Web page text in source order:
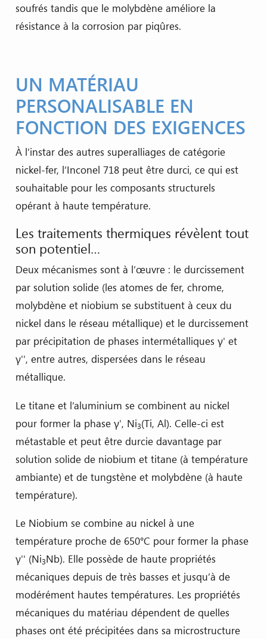
soufrés tandis que le molybdène améliore la
résistance à la corrosion par piqûres.
UN MATÉRIAU
PERSONALISABLE EN
FONCTION DES EXIGENCES
À l’instar des autres superalliages de catégorie
nickel-fer, l’Inconel 718 peut être durci, ce qui est
souhaitable pour les composants structurels
opérant à haute température.
Les traitements thermiques révèlent tout
son potentiel…
Deux mécanismes sont à l’œuvre : le durcissement
par solution solide (les atomes de fer, chrome,
molybdène et niobium se substituent à ceux du
nickel dans le réseau métallique) et le durcissement
par précipitation de phases intermétalliques γ' et
γ'', entre autres, dispersées dans le réseau
métallique.
Le titane et l’aluminium se combinent au nickel
pour former la phase γ', Ni3(Ti, Al). Celle-ci est
métastable et peut être durcie davantage par
solution solide de niobium et titane (à température
ambiante) et de tungstène et molybdène (à haute
température).
Le Niobium se combine au nickel à une
température proche de 650°C pour former la phase
γ'' (Ni3Nb). Elle possède de haute propriétés
mécaniques depuis de très basses et jusqu’à de
modérément hautes températures. Les propriétés
mécaniques du matériau dépendent de quelles
phases ont été précipitées dans sa microstructure